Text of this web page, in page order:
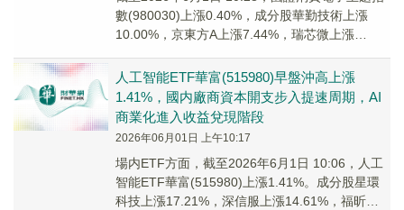
數(980030)上漲0.40%，成分股華勤技術上漲
10.00%，京東方A上漲7.44%，瑞芯微上漲
人工智能ETF華富(515980)早盤沖高上漲
1.41%，國内廠商資本開支步入提速周期，AI
商業化進入收益兌現階段
2026年06月01日 上午10:17
場内ETF方面，截至2026年6月1日 10:06，人工
智能ETF華富(515980)上漲1.41%。成分股星環
科技上漲17.21%，深信服上漲14.61%，福昕軟